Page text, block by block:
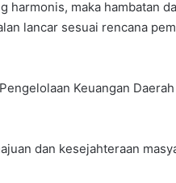
harmonis, maka hambatan
lancar sesuai rencana
Keuangan
dan kesejahteraan